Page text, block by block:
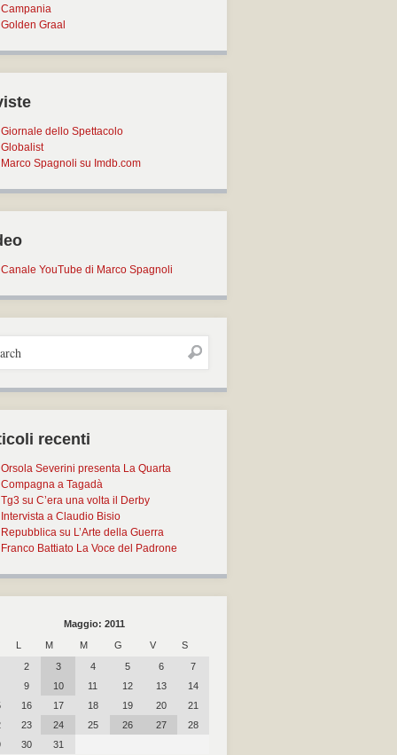
Campania
Golden Graal
Giornale dello Spettacolo
Globalist
Marco Spagnoli su Imdb.com
Canale YouTube di Marco Spagnoli
recenti
Orsola Severini presenta La Quarta
Compagna a Tagadà
Tg3 su C’era una volta il Derby
Intervista a Claudio Bisio
Repubblica su L’Arte della Guerra
Franco Battiato La Voce del Padrone
Maggio: 2011
L M M G V
S
2 3 4 5 6
7
9 10 11 12 13
14
16 17 18 19 20
21
23 24 25 26 27
28
30 31